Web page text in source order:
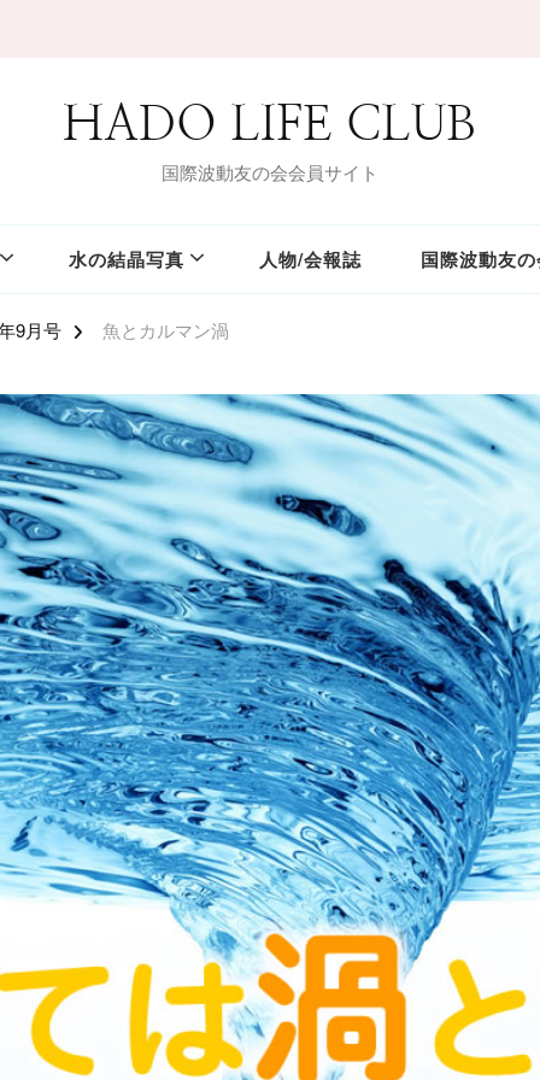
HADO LIFE CLUB
国際波動友の会会員サイト
水の結晶写真 人物/会報誌 国際波動友
9月号 魚とカルマン渦